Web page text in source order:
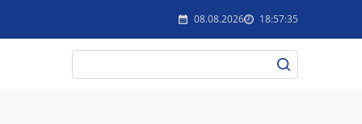
08.08.2026 18:57:35